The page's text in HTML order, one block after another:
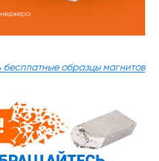
бесплатные образцы магнитов